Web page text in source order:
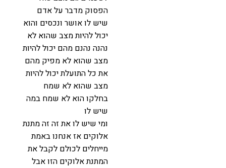
הפסוק מדבר על אדם
שיש לו אושר ונכסים והוא
יכול להיות מצב שהוא לא
נהנה נהנם מהם יכול להיות
מצב שהוא לא מפיק מהם
את כל התועלת יכול להיות
מצב שהוא לא שמח
בחלקו הוא לא שמח במה
שיש לו
ומי שיש לו את זה זה מתנת
אלוקים אז אנחנו באמת
מייחלים לכולם לקבל את
המתנת אלוקים הזו אבל